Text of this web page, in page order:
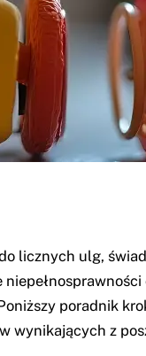
licznych ulg,
poradnik
wynikających z